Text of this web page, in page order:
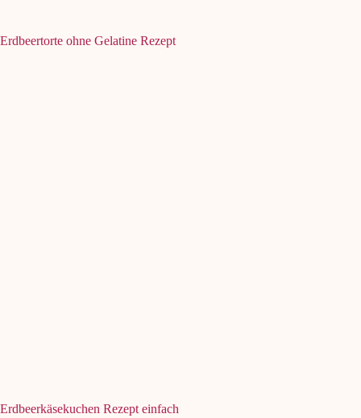
Erdbeertorte ohne Gelatine Rezept
Erdbeerkäsekuchen Rezept einfach